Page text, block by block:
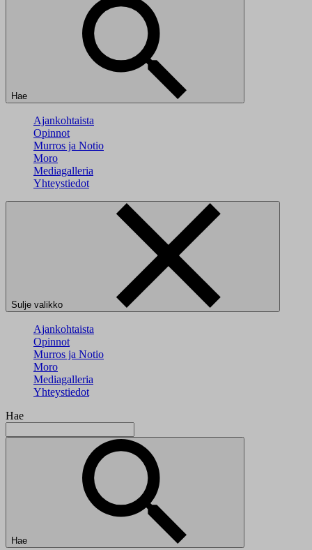
Hae
Ajankohtaista
Opinnot
Murros ja Notio
Moro
Mediagalleria
Yhteystiedot
Sulje valikko
Ajankohtaista
Opinnot
Murros ja Notio
Moro
Mediagalleria
Yhteystiedot
Hae
Hae